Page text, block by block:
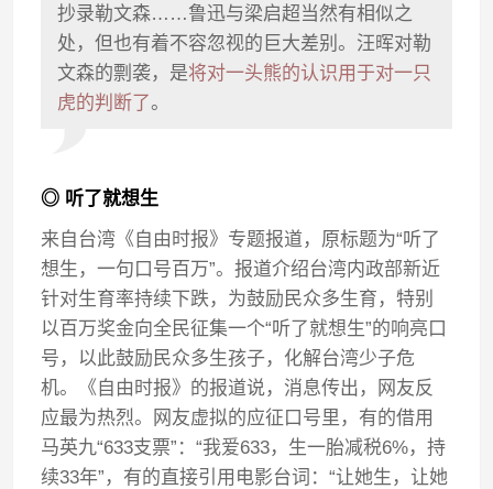
抄录勒文森……鲁迅与梁启超当然有相似之
处，但也有着不容忽视的巨大差别。汪晖对勒
文森的剽袭，是将对一头熊的认识用于对一只
虎的判断了。
◎ 听了就想生
来自台湾《自由时报》专题报道，原标题为“听了
想生，一句口号百万”。报道介绍台湾内政部新近
针对生育率持续下跌，为鼓励民众多生育，特别
以百万奖金向全民征集一个“听了就想生”的响亮口
号，以此鼓励民众多生孩子，化解台湾少子危
机。《自由时报》的报道说，消息传出，网友反
应最为热烈。网友虚拟的应征口号里，有的借用
马英九“633支票”：“我爱633，生一胎减税6%，持
续33年”，有的直接引用电影台词：“让她生，让她